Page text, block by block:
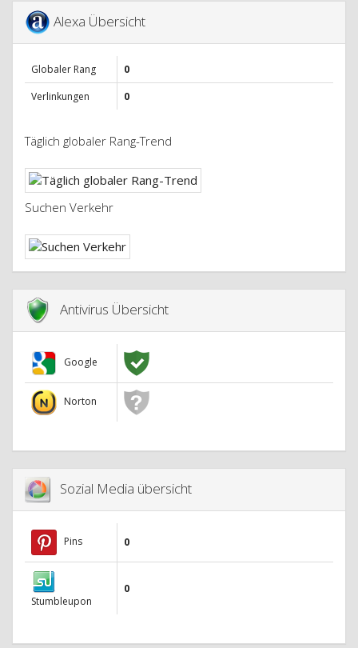
Alexa Übersicht
Globaler Rang
0
Verlinkungen
0
Täglich globaler Rang-Trend
Suchen Verkehr
Antivirus Übersicht
Google
Norton
Sozial Media übersicht
Pins 0
Stumbleupon
0